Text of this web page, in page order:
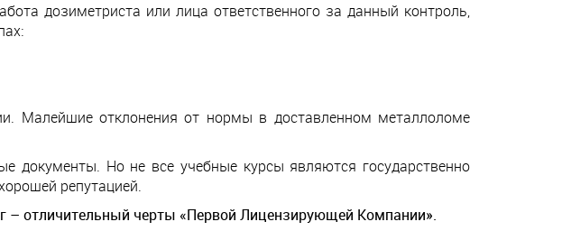
дозиметриста или лица ответственного за данный контроль,
Малейшие отклонения от нормы в доставленном металлоломе
документы. Но не все учебные курсы являются государственно
репутацией.
– отличительный черты «Первой Лицензирующей Компании».